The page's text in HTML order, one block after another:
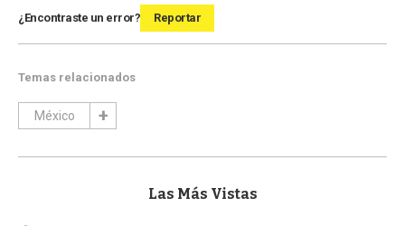
¿Encontraste un error? Reportar
Temas relacionados
México
Las Más Vistas